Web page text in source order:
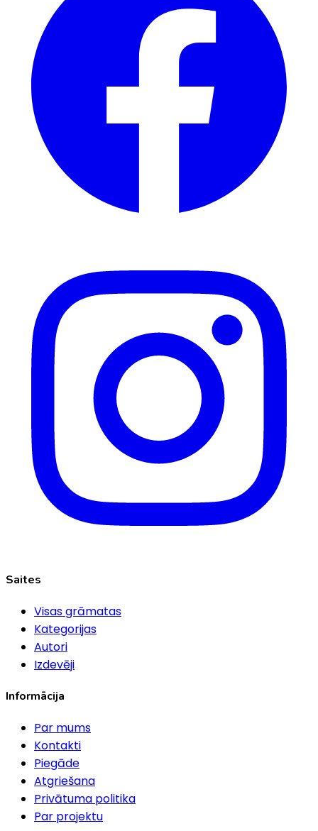
Saites
Visas grāmatas
Kategorijas
Autori
Izdevēji
Informācija
Par mums
Kontakti
Piegāde
Atgriešana
Privātuma politika
Par projektu